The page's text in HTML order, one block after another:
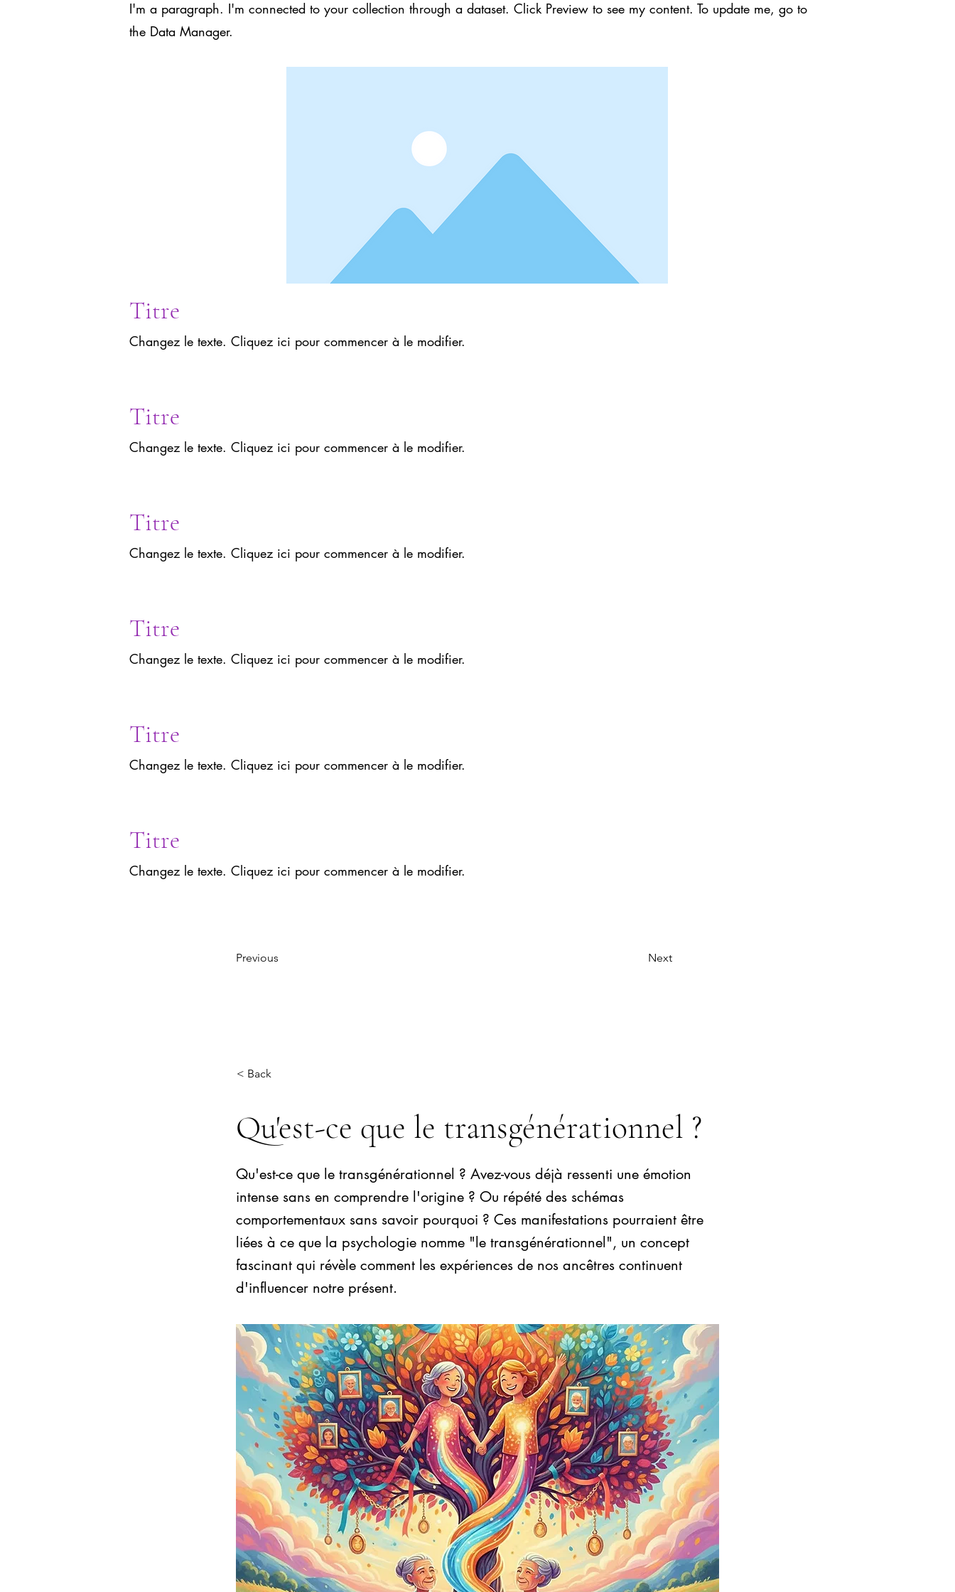
I'm a paragraph. I'm connected to your collection through a dataset. Click Preview to see my content. To update me, go to
the Data Manager.
Titre
Changez le texte. Cliquez ici pour commencer à le modifier.
Titre
Changez le texte. Cliquez ici pour commencer à le modifier.
Titre
Changez le texte. Cliquez ici pour commencer à le modifier.
Titre
Changez le texte. Cliquez ici pour commencer à le modifier.
Titre
Changez le texte. Cliquez ici pour commencer à le modifier.
Titre
Changez le texte. Cliquez ici pour commencer à le modifier.
Previous Next
< Back
Qu'est-ce que le transgénérationnel ?
Qu'est-ce que le transgénérationnel ? Avez-vous déjà ressenti une émotion
intense sans en comprendre l'origine ? Ou répété des schémas
comportementaux sans savoir pourquoi ? Ces manifestations pourraient être
liées à ce que la psychologie nomme "le transgénérationnel", un concept
fascinant qui révèle comment les expériences de nos ancêtres continuent
d'influencer notre présent.